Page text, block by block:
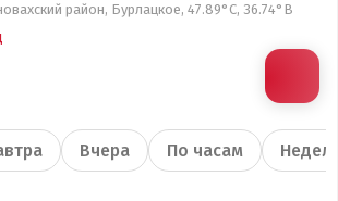
район, Бурлацкое, 47.89°С, 36.74°В
Вчера По часам